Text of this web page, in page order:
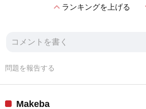
expand_lessランキングを上げる
問題を報告する
Makeba